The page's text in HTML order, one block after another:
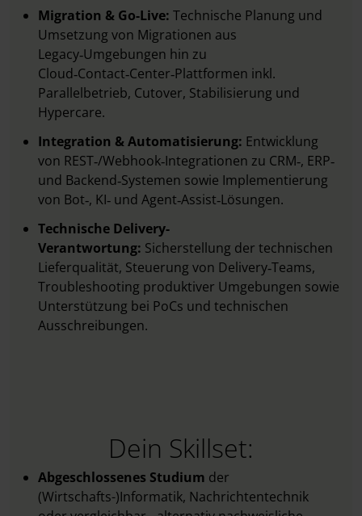
Migration & Go-Live: Technische Planung und
Umsetzung von Migrationen aus
Legacy‑Umgebungen hin zu
Cloud‑Contact‑Center‑Plattformen inkl.
Parallelbetrieb, Cutover, Stabilisierung und
Hypercare.
Integration & Automatisierung: Entwicklung
von REST‑/Webhook‑Integrationen zu CRM‑, ERP‑
und Backend‑Systemen sowie Implementierung
von Bot‑, KI‑ und Agent‑Assist‑Lösungen.
Technische Delivery-
Verantwortung: Sicherstellung der technischen
Lieferqualität, Steuerung von Delivery‑Teams,
Troubleshooting produktiver Umgebungen sowie
Unterstützung bei PoCs und technischen
Ausschreibungen.
Dein Skillset:
Abgeschlossenes Studium der
(Wirtschafts-)Informatik, Nachrichtentechnik